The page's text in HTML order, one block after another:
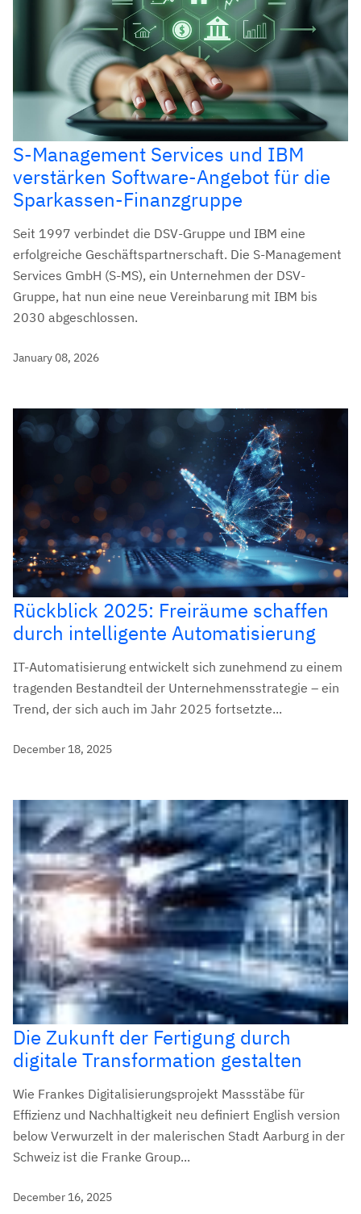
S-Management Services und IBM
verstärken Software-Angebot für die
Sparkassen-Finanzgruppe
Seit 1997 verbindet die DSV-Gruppe und IBM eine
erfolgreiche Geschäftspartnerschaft. Die S-Management
Services GmbH (S-MS), ein Unternehmen der DSV-
Gruppe, hat nun eine neue Vereinbarung mit IBM bis
2030 abgeschlossen.
January 08, 2026
Rückblick 2025: Freiräume schaffen
durch intelligente Automatisierung
IT-Automatisierung entwickelt sich zunehmend zu einem
tragenden Bestandteil der Unternehmensstrategie – ein
Trend, der sich auch im Jahr 2025 fortsetzte...
December 18, 2025
Die Zukunft der Fertigung durch
digitale Transformation gestalten
Wie Frankes Digitalisierungsprojekt Massstäbe für
Effizienz und Nachhaltigkeit neu definiert English version
below Verwurzelt in der malerischen Stadt Aarburg in der
Schweiz ist die Franke Group...
December 16, 2025